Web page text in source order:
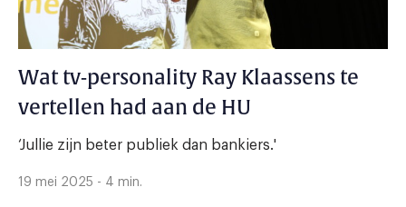
Wat tv-personality Ray Klaassens te
vertellen had aan de HU
‘Jullie zijn beter publiek dan bankiers.'
19 mei 2025 - 4 min.